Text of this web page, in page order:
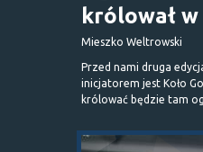
królował w
Mieszko Weltrowski
Przed nami druga
inicjatorem jest Koło
królować będzie tam